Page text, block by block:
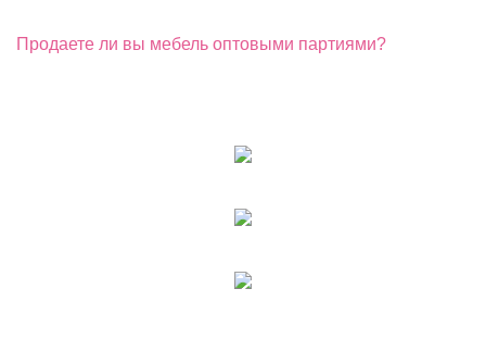
Продаете ли вы мебель оптовыми партиями?